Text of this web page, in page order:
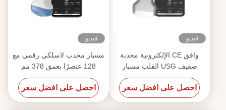
فيديو
وافق CE الإلكترونية محدبة
صفيف USG القلب مسبار
الموجات فوق الصوتية لالروبوت
احصل على افضل سعر
فيديو
مسبار محدب لاسلكي رقمي مع
128 عنصرًا بعمق 378 مم
احصل على افضل سعر